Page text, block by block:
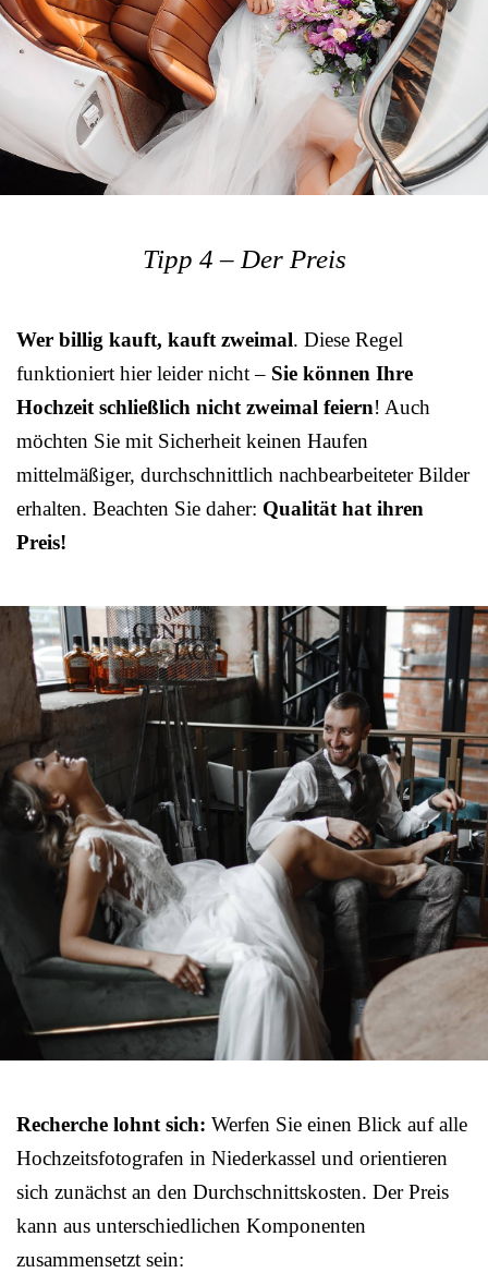
Tipp 4 – Der Preis
Wer billig kauft, kauft zweimal. Diese Regel
funktioniert hier leider nicht – Sie können Ihre
Hochzeit schließlich nicht zweimal feiern! Auch
möchten Sie mit Sicherheit keinen Haufen
mittelmäßiger, durchschnittlich nachbearbeiteter Bilder
erhalten. Beachten Sie daher: Qualität hat ihren
Preis!
Recherche lohnt sich: Werfen Sie einen Blick auf alle
Hochzeitsfotografen in Niederkassel und orientieren
sich zunächst an den Durchschnittskosten. Der Preis
kann aus unterschiedlichen Komponenten
zusammensetzt sein: